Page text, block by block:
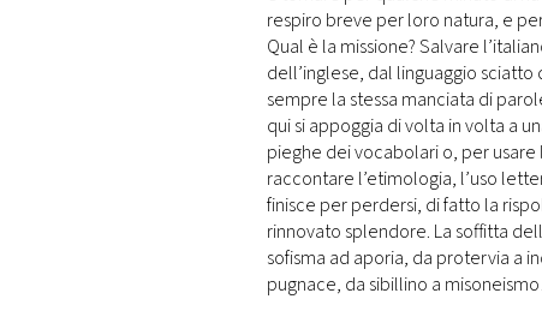
respiro breve per loro natura, e
Qual è la missione? Salvare
dell’inglese, dal linguaggio
sempre la stessa manciata di
qui si appoggia di volta in volta a
pieghe dei vocabolari o, per
raccontare l’etimologia, l’uso
finisce per perdersi, di fatto la
rinnovato splendore. La soffitta
sofisma ad aporia, da protervia a
pugnace, da sibillino a